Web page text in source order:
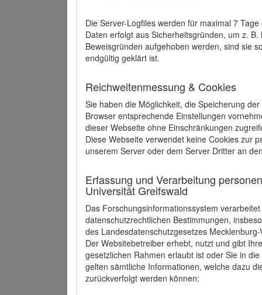
Die Server-Logfiles werden für maximal 7
Daten erfolgt aus Sicherheitsgründen, um z.
Beweisgründen aufgehoben werden, sind sie
endgültig geklärt ist.
Reichweitenmessung & Cookies
Sie haben die Möglichkeit, die Speicherung
Browser entsprechende Einstellungen
dieser Webseite ohne Einschränkungen
Diese Webseite verwendet keine Cookies zur
unserem Server oder dem Server Dritter an
Erfassung und Verarbeitung
Universität Greifswald
Das Forschungsinformationssystem
datenschutzrechtlichen Bestimmungen,
des Landesdatenschutzgesetzes
Der Websitebetreiber erhebt, nutzt und gibt
gesetzlichen Rahmen erlaubt ist oder Sie in
gelten sämtliche Informationen, welche dazu
zurückverfolgt werden können: